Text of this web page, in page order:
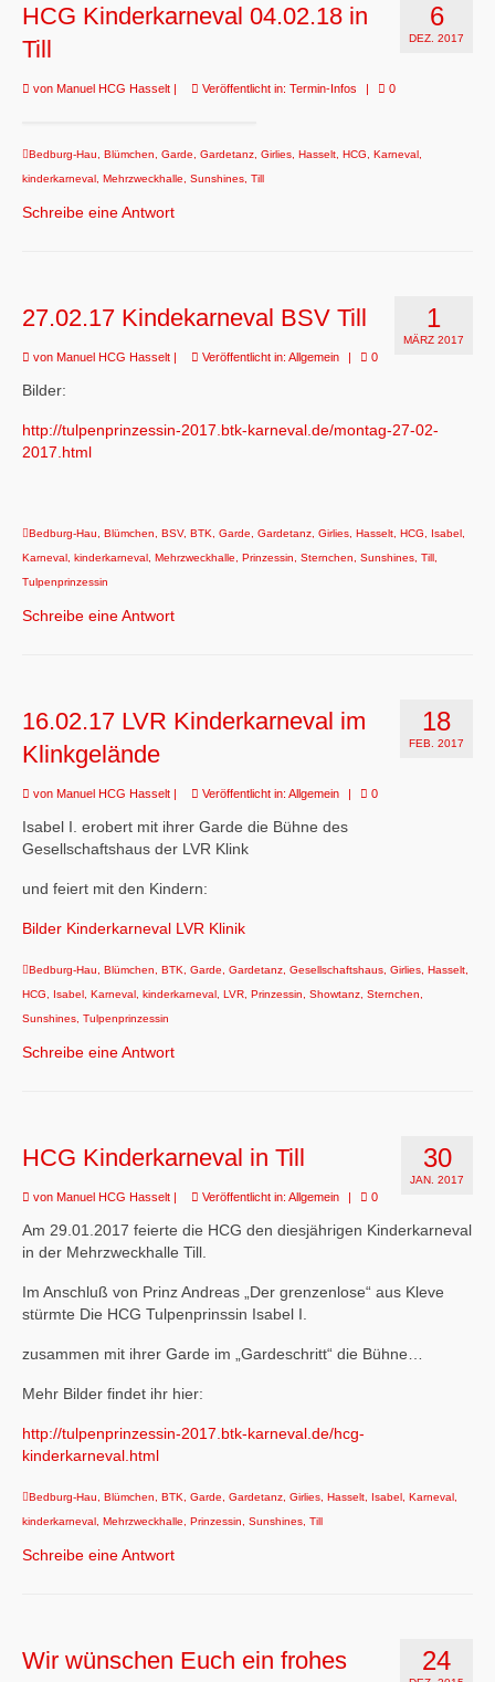
6
DEZ. 2017
HCG Kinderkarneval 04.02.18 in
Till
von Manuel HCG Hasselt Veröffentlicht in: Termin-Infos 0
Bedburg-Hau, Blümchen, Garde, Gardetanz, Girlies, Hasselt, HCG, Karneval,
kinderkarneval, Mehrzweckhalle, Sunshines, Till
Schreibe eine Antwort
1
MÄRZ 2017
27.02.17 Kindekarneval BSV Till
von Manuel HCG Hasselt Veröffentlicht in: Allgemein 0
Bilder:
http://tulpenprinzessin-2017.btk-karneval.de/montag-27-02-
2017.html
Bedburg-Hau, Blümchen, BSV, BTK, Garde, Gardetanz, Girlies, Hasselt, HCG, Isabel,
Karneval, kinderkarneval, Mehrzweckhalle, Prinzessin, Sternchen, Sunshines, Till,
Tulpenprinzessin
Schreibe eine Antwort
18
FEB. 2017
16.02.17 LVR Kinderkarneval im
Klinkgelände
von Manuel HCG Hasselt Veröffentlicht in: Allgemein 0
Isabel I. erobert mit ihrer Garde die Bühne des
Gesellschaftshaus der LVR Klink
und feiert mit den Kindern:
Bilder Kinderkarneval LVR Klinik
Bedburg-Hau, Blümchen, BTK, Garde, Gardetanz, Gesellschaftshaus, Girlies, Hasselt,
HCG, Isabel, Karneval, kinderkarneval, LVR, Prinzessin, Showtanz, Sternchen,
Sunshines, Tulpenprinzessin
Schreibe eine Antwort
30
JAN. 2017
HCG Kinderkarneval in Till
von Manuel HCG Hasselt Veröffentlicht in: Allgemein 0
Am 29.01.2017 feierte die HCG den diesjährigen Kinderkarneval
in der Mehrzweckhalle Till.
Im Anschluß von Prinz Andreas „Der grenzenlose“ aus Kleve
stürmte Die HCG Tulpenprinssin Isabel I.
zusammen mit ihrer Garde im „Gardeschritt“ die Bühne…
Mehr Bilder findet ihr hier:
http://tulpenprinzessin-2017.btk-karneval.de/hcg-
kinderkarneval.html
Bedburg-Hau, Blümchen, BTK, Garde, Gardetanz, Girlies, Hasselt, Isabel, Karneval,
kinderkarneval, Mehrzweckhalle, Prinzessin, Sunshines, Till
Schreibe eine Antwort
24
Wir wünschen Euch ein frohes